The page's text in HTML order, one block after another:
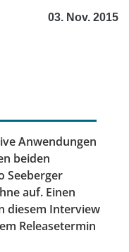
03. Nov. 2015
Anwendungen
beiden
Seeberger
auf. Einen
diesem Interview
Releasetermin